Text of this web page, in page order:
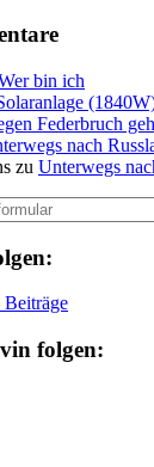
bin ich
Federbruch
nach
zu Unterwegs
Beiträge
folgen: